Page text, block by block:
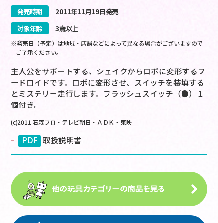
発売時期
2011年11月19日発売
対象年齢
3歳以上
※発売日（予定）は地域・店舗などによって異なる場合がございますので
ご了承ください。
主人公をサポートする、シェイクからロボに変形するフ
ードロイドです。ロボに変形させ、スイッチを装填する
とミステリー走行します。フラッシュスイッチ（●）１
個付き。
(c)2011 石森プロ・テレビ朝日・ＡＤＫ・東映
PDF 取扱説明書